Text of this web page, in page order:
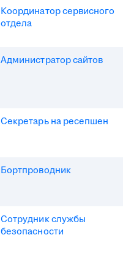
Координатор сервисного
отдела
Администратор сайтов
Секретарь на ресепшен
Бортпроводник
Сотрудник службы
безопасности